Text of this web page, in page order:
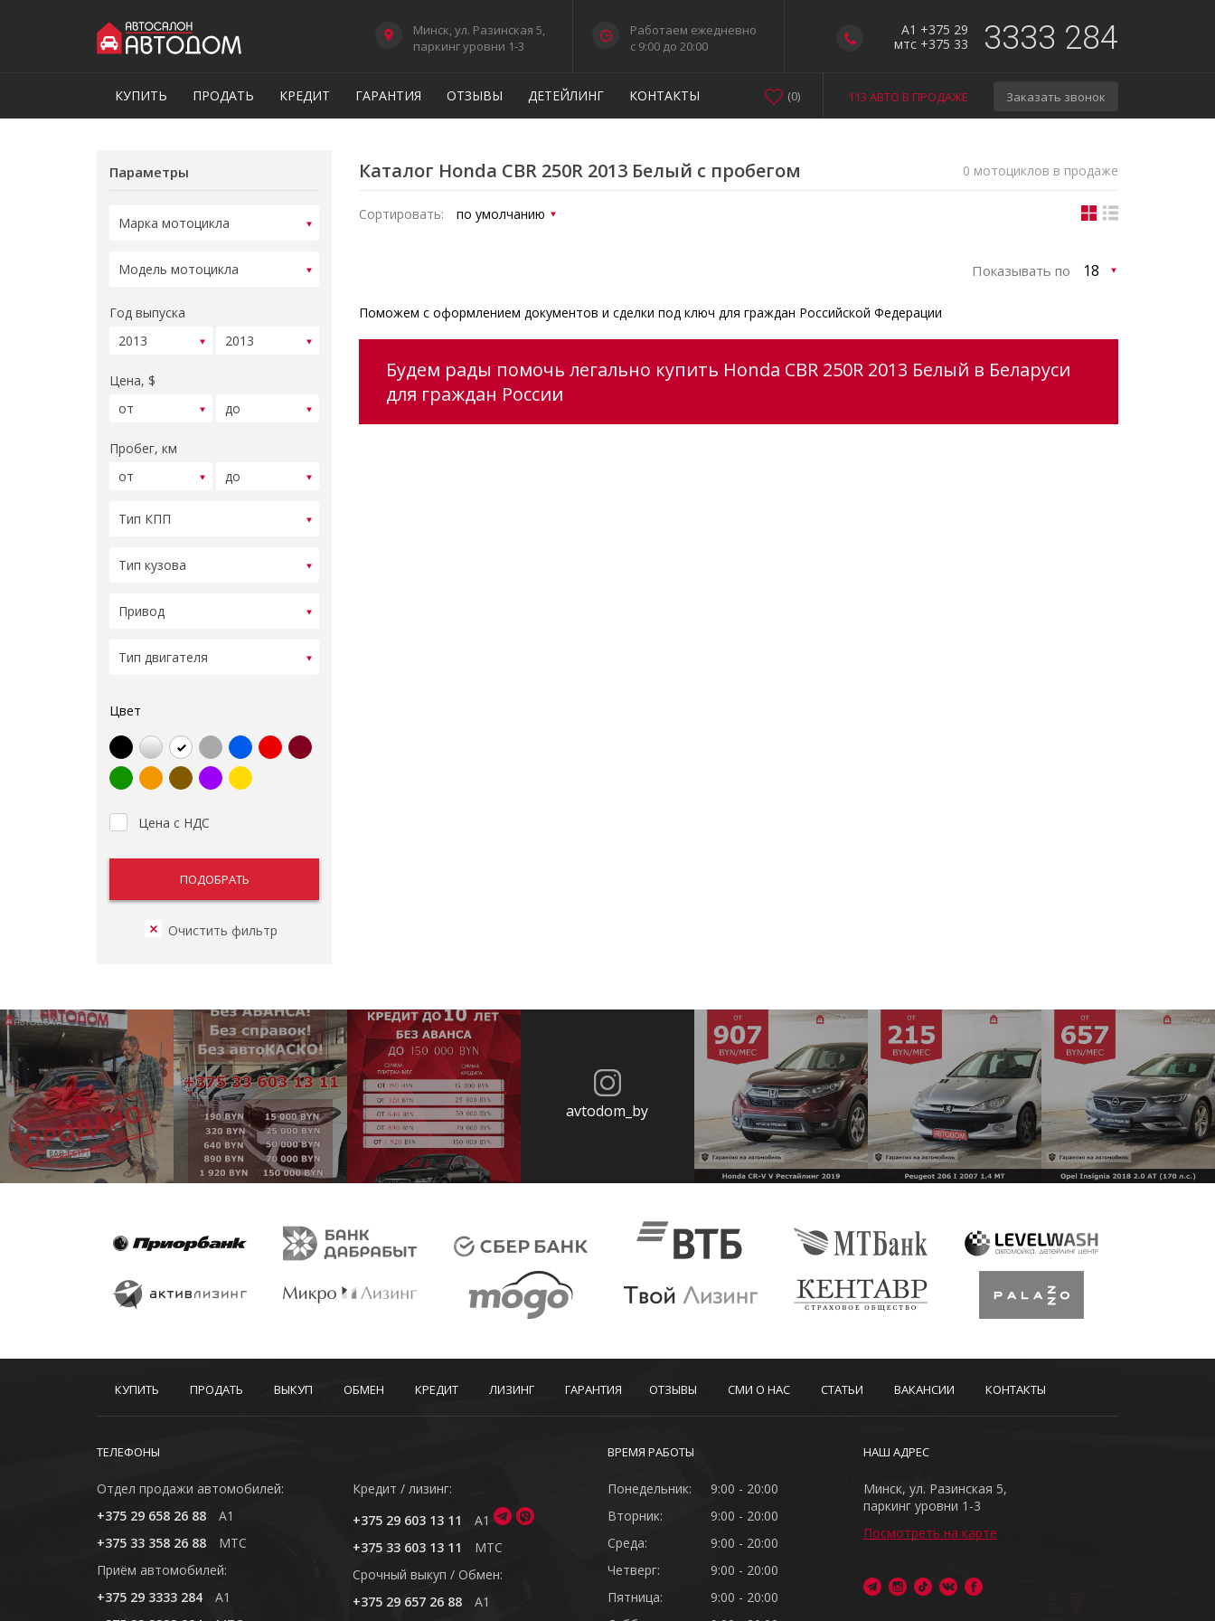
A1 +375 29
мтс +375 33
3333 284
Минск, ул. Разинская 5,
паркинг уровни 1-3
Работаем ежедневно
c 9:00 до 20:00
КУПИТЬ ПРОДАТЬ КРЕДИТ ГАРАНТИЯ ОТЗЫВЫ ДЕТЕЙЛИНГ КОНТАКТЫ 113 АВТО В ПРОДАЖЕ Заказать звонок
(0)
Параметры
Год выпуска
Цена, $
Пробег, км
Цвет
Цена с НДС
Каталог Honda CBR 250R 2013 Белый с пробегом 0 мотоциклов в продаже
Сортировать:
Показывать по
Поможем с оформлением документов и сделки под ключ для граждан Российской Федерации
Будем рады помочь легально купить Honda CBR 250R 2013 Белый в Беларуси
для граждан России
avtodom_by
КУПИТЬ ПРОДАТЬ ВЫКУП ОБМЕН КРЕДИТ ЛИЗИНГ ГАРАНТИЯ ОТЗЫВЫ СМИ О НАС СТАТЬИ ВАКАНСИИ КОНТАКТЫ
ТЕЛЕФОНЫ
Отдел продажи автомобилей:
+375 29 658 26 88
A1
+375 33 358 26 88
MTC
Приём автомобилей:
+375 29 3333 284
A1
Кредит / лизинг:
+375 29 603 13 11
A1
+375 33 603 13 11
MTC
Cрочный выкуп / Обмен:
+375 29 657 26 88
A1
ВРЕМЯ РАБОТЫ
Понедельник:
9:00 - 20:00
Вторник:
9:00 - 20:00
Среда:
9:00 - 20:00
Четверг:
9:00 - 20:00
Пятница:
9:00 - 20:00
НАШ АДРЕС
Минск, ул. Разинская 5,
паркинг уровни 1-3
Посмотреть на карте